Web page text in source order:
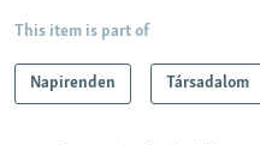
This item is part of
Napirenden Társadalom